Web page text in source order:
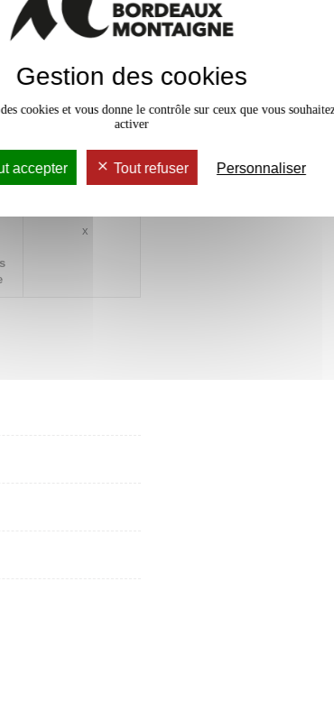
x
Gestion des cookies
cookies et vous donne le contrôle sur ceux que vous
activer
accepter Tout refuser Personnaliser